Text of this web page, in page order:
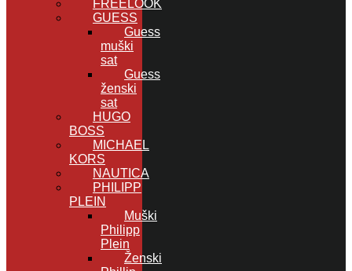
FREELOOK
GUESS
Guess
muški
sat
Guess
ženski
sat
HUGO
BOSS
MICHAEL
KORS
NAUTICA
PHILIPP
PLEIN
Muški
Philipp
Plein
Ženski